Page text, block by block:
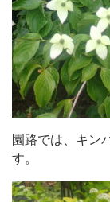
園路では、キン
す。